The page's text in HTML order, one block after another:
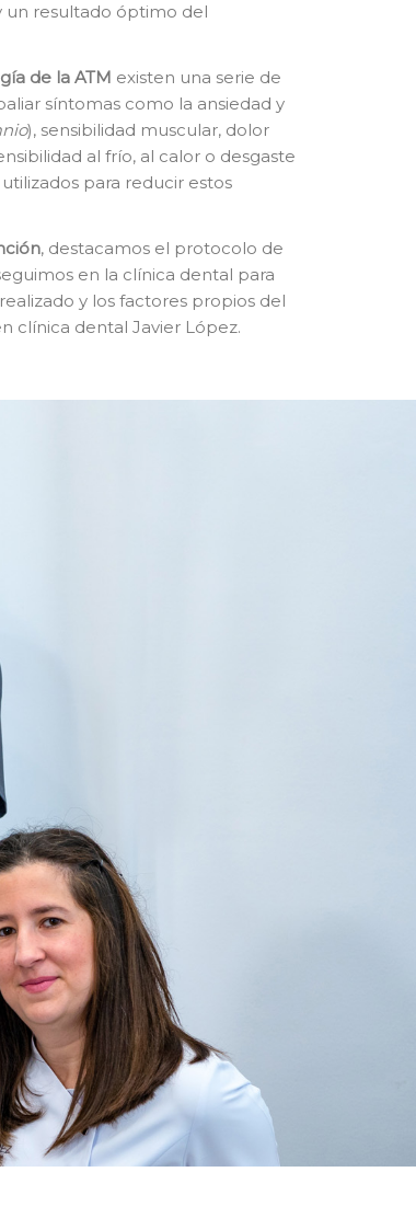
un resultado óptimo del
de la ATM existen una serie de
síntomas como la ansiedad y
), sensibilidad muscular, dolor
al frío, al calor o desgaste
para reducir estos
, destacamos el protocolo de
en la clínica dental para
y los factores propios del
clínica dental Javier López.